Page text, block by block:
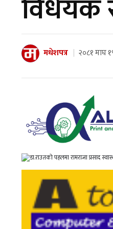
विधेयक
मधेशपत्र २०८१ माघ